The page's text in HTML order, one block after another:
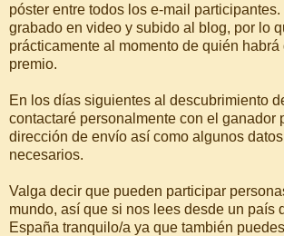
póster entre todos los e-mail participantes.
grabado en video y subido al blog, por lo
prácticamente al momento de quién habrá
premio.
En los días siguientes al descubrimiento
contactaré personalmente con el ganador
dirección de envío así como algunos
necesarios.
Valga decir que pueden participar
mundo, así que si nos lees desde un país
España tranquilo/a ya que también